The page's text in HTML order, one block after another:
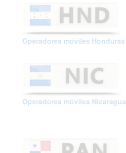
Operadores móviles Honduras
Operadores móviles Nicaragua